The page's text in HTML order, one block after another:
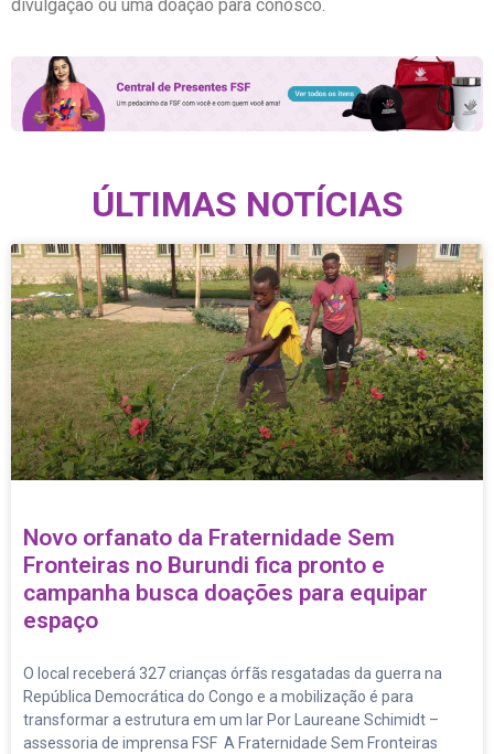
divulgação ou uma doação para conosco.
ÚLTIMAS NOTÍCIAS
Novo orfanato da Fraternidade Sem
Fronteiras no Burundi fica pronto e
campanha busca doações para equipar
espaço
O local receberá 327 crianças órfãs resgatadas da guerra na
República Democrática do Congo e a mobilização é para
transformar a estrutura em um lar Por Laureane Schimidt –
assessoria de imprensa FSF A Fraternidade Sem Fronteiras